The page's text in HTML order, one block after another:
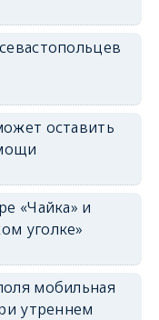
оставить
«Чайка» и
уголке»
мобильная
утреннем